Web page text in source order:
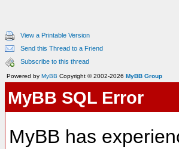
View a Printable Version
Send this Thread to a Friend
Subscribe to this thread
Powered by MyBB Copyright © 2002-2026 MyBB Group
MyBB SQL Error
MyBB has